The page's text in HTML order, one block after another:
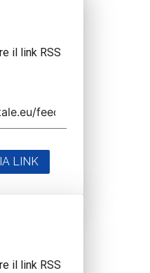
il link RSS
LINK
il link RSS